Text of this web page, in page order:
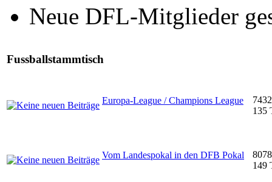
Neue DFL-Mitglieder
Fussballstammtisch
Europa-League / Champions League
135
Vom Landespokal in den DFB Pokal
149